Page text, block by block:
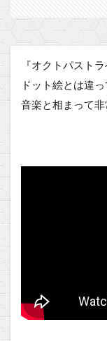
『オクトパスト
ドット絵とは違
音楽と相まって非